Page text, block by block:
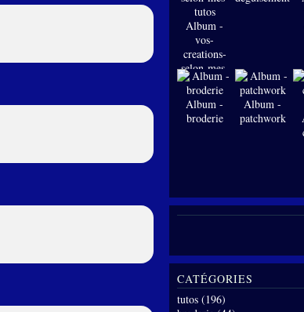
Album -
vos-
creations-
selon-mes-
tutos
Album -
broderie
Album -
patchwork
CATÉGORIES
tutos (196)